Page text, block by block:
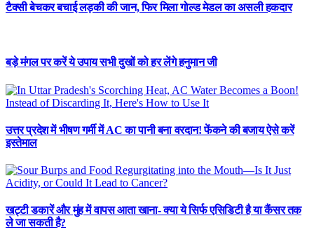
टैक्सी बेचकर बचाई लड़की की जान, फिर मिला गोल्ड मेडल का असली हकदार
बड़े मंगल पर करें ये उपाय सभी दुखों को हर लेंगे हनुमान जी
उत्तर प्रदेश में भीषण गर्मी में AC का पानी बना वरदान! फेंकने की बजाय ऐसे करें
इस्तेमाल
खट्टी डकारें और मुंह में वापस आता खाना- क्या ये सिर्फ एसिडिटी है या कैंसर तक
ले जा सकती है?